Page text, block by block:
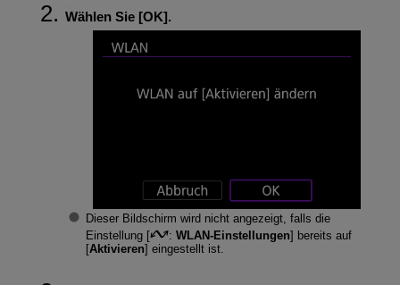
Wählen Sie [OK].
Dieser Bildschirm wird nicht angezeigt, falls die
Einstellung [
: WLAN-Einstellungen] bereits auf
[Aktivieren] eingestellt ist.